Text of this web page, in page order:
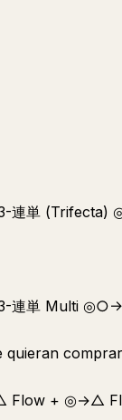
連単
連単 Multi
comprar
Flow + ◎→△